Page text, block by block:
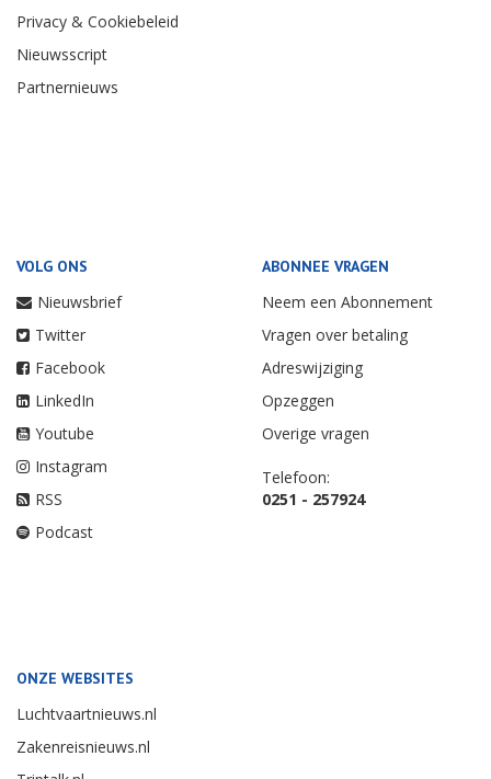
Privacy & Cookiebeleid
Nieuwsscript
Partnernieuws
VOLG ONS
Nieuwsbrief
Twitter
Facebook
LinkedIn
Youtube
Instagram
RSS
Podcast
ABONNEE VRAGEN
Neem een Abonnement
Vragen over betaling
Adreswijziging
Opzeggen
Overige vragen
Telefoon:
0251 - 257924
ONZE WEBSITES
Luchtvaartnieuws.nl
Zakenreisnieuws.nl